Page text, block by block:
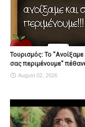
Τουρισμός: Το "Ανοίξαμε
σας περιμένουμε"
August 02, 2026